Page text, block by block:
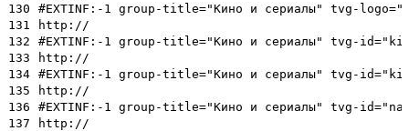
130
#EXTINF:-1 group-title="Кино и сериалы" tvg-
131
http://
132
#EXTINF:-1 group-title="Кино и сериалы" tvg-
133
http://
134 #EXTINF:-1 group-title="Кино и сериалы" tvg-
135
http://
136
#EXTINF:-1 group-title="Кино и сериалы" tvg-
137
http://